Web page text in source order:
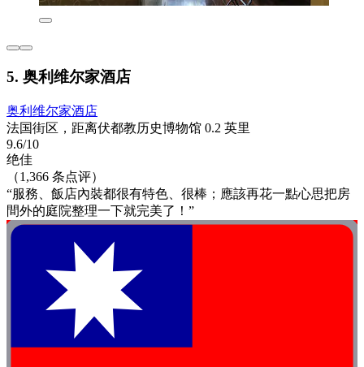
5. 奥利维尔家酒店
奥利维尔家酒店
法国街区，距离伏都教历史博物馆 0.2 英里
9.6/10
绝佳
（1,366 条点评）
“服務、飯店內裝都很有特色、很棒；應該再花一點心思把房
間外的庭院整理一下就完美了！”